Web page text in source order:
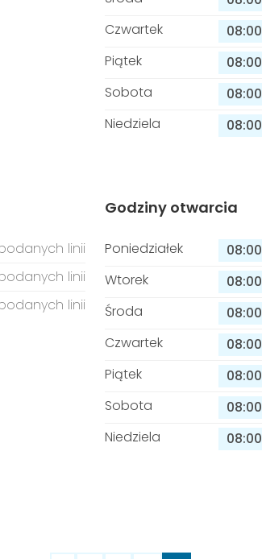
Czwartek
08:00
Piątek
08:00
Sobota
08:00
Niedziela
08:00
linii
linii
linii
Godziny otwarcia
Poniedziałek 08:00
Wtorek
08:00
Środa
08:00
Czwartek
08:00
Piątek
08:00
Sobota
08:00
Niedziela
08:00